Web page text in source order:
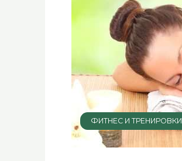
ФИТНЕС И ТРЕНИРОВКИ